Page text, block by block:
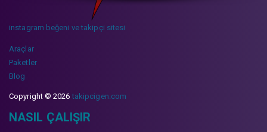
instagram beğeni ve takipçi sitesi
Araçlar
Paketler
Blog
Copyright © 2026takipcigen.com
NASIL ÇALIŞIR